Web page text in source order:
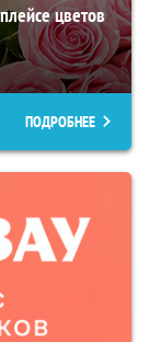
цветов
ПОДРОБНЕЕ